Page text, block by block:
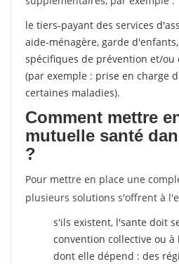
le tiers-payant des services
aide-ménagère, garde
spécifiques de prévention et/ou
(par exemple : prise en charge
certaines maladies).
Comment mettre
mutuelle santé
?
Pour mettre en place une
plusieurs solutions s'offrent à
s'ils existent, l'sante doit
convention collective ou
dont elle dépend : des